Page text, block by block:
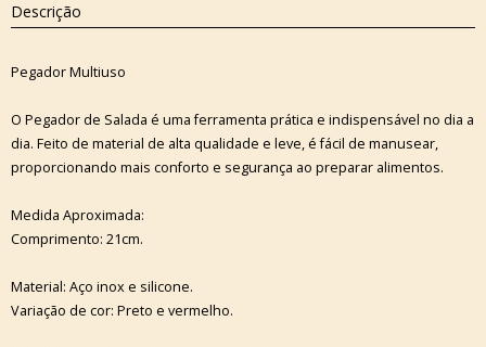
Descrição
Pegador Multiuso
O Pegador de Salada é uma ferramenta prática e indispensável no dia a
dia. Feito de material de alta qualidade e leve, é fácil de manusear,
proporcionando mais conforto e segurança ao preparar alimentos.
Medida Aproximada:
Comprimento: 21cm.
Material: Aço inox e silicone.
Variação de cor: Preto e vermelho.